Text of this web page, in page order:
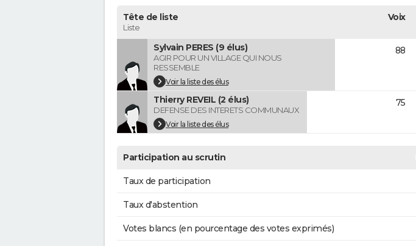
Tête de liste
Liste
Voix
Sylvain PERES (9 élus)
AGIR POUR UN VILLAGE QUI NOUS
RESSEMBLE
Voir la liste des élus
88
Thierry REVEIL (2 élus)
DEFENSE DES INTERETS COMMUNAUX
Voir la liste des élus
75
Participation au scrutin
Taux de participation
Taux d'abstention
Votes blancs (en pourcentage des votes exprimés)